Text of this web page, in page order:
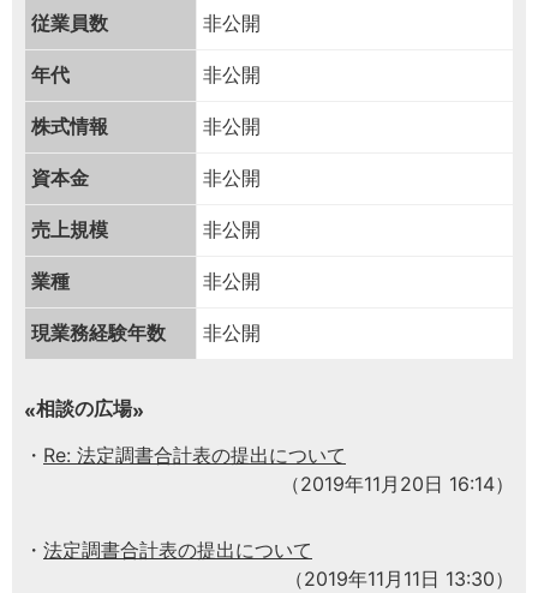
従業員数 非公開
年代 非公開
株式情報 非公開
資本金 非公開
売上規模 非公開
業種 非公開
現業務経験年数 非公開
相談の広場
Re: 法定調書合計表の提出について
（2019年11月20日 16:14）
法定調書合計表の提出について
（2019年11月11日 13:30）